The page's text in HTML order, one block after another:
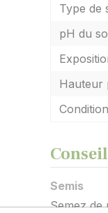
Type de
pH du
Hauteur
Semis
Semez de